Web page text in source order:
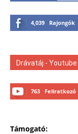
4,039 Rajongók
Drávatáj - Youtube
763 Feliratkozó
Támogató: